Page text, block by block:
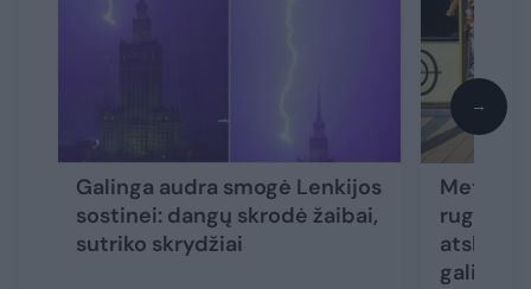
Galinga audra smogė Lenkijos
sostinei: dangų skrodė žaibai,
sutriko skrydžiai
gali
→